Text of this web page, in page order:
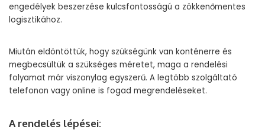
engedélyek beszerzése kulcsfontosságú a zökkenőmentes
logisztikához.
Miután eldöntöttük, hogy szükségünk van konténerre és
megbecsültük a szükséges méretet, maga a rendelési
folyamat már viszonylag egyszerű. A legtöbb szolgáltató
telefonon vagy online is fogad megrendeléseket.
A rendelés lépései: